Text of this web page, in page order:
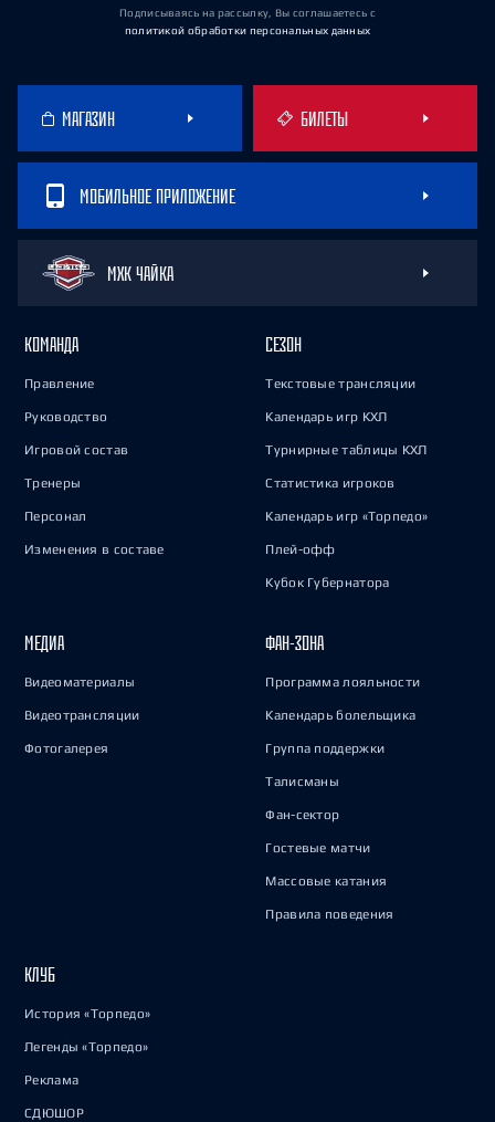
Подписываясь на рассылку, Вы соглашаетесь с
политикой обработки персональных данных
МАГАЗИН БИЛЕТЫ
МОБИЛЬНОЕ ПРИЛОЖЕНИЕ
МХК ЧАЙКА
КОМАНДА
Правление
Руководство
Игровой состав
Тренеры
Персонал
Изменения в составе
СЕЗОН
Текстовые трансляции
Календарь игр КХЛ
Турнирные таблицы КХЛ
Статистика игроков
Календарь игр «Торпедо»
Плей-офф
Кубок Губернатора
МЕДИА
Видеоматериалы
Видеотрансляции
Фотогалерея
ФАН-ЗОНА
Программа лояльности
Календарь болельщика
Группа поддержки
Талисманы
Фан-сектор
Гостевые матчи
Массовые катания
Правила поведения
КЛУБ
История «Торпедо»
Легенды «Торпедо»
Реклама
СДЮШОР